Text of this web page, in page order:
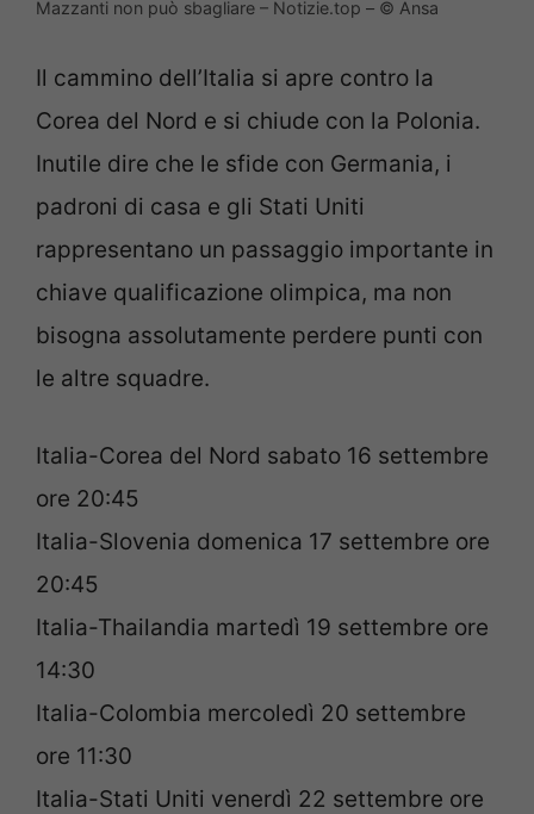
Mazzanti non può sbagliare – Notizie.top – © Ansa
Il cammino dell’Italia si apre contro la
Corea del Nord e si chiude con la Polonia.
Inutile dire che le sfide con Germania, i
padroni di casa e gli Stati Uniti
rappresentano un passaggio importante in
chiave qualificazione olimpica, ma non
bisogna assolutamente perdere punti con
le altre squadre.
Italia-Corea del Nord sabato 16 settembre
ore 20:45
Italia-Slovenia domenica 17 settembre ore
20:45
Italia-Thailandia martedì 19 settembre ore
14:30
Italia-Colombia mercoledì 20 settembre
ore 11:30
Italia-Stati Uniti venerdì 22 settembre ore